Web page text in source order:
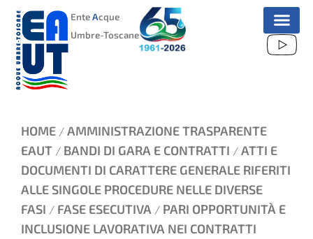
VAI
CONTENUTO
EnteAcque
Umbre-Toscane
HOME / AMMINISTRAZIONE TRASPARENTE
EAUT / BANDI DI GARA E CONTRATTI / ATTI E
DOCUMENTI DI CARATTERE GENERALE RIFERITI
ALLE SINGOLE PROCEDURE NELLE DIVERSE
FASI / FASE ESECUTIVA / PARI OPPORTUNITÀ E
INCLUSIONE LAVORATIVA NEI CONTRATTI